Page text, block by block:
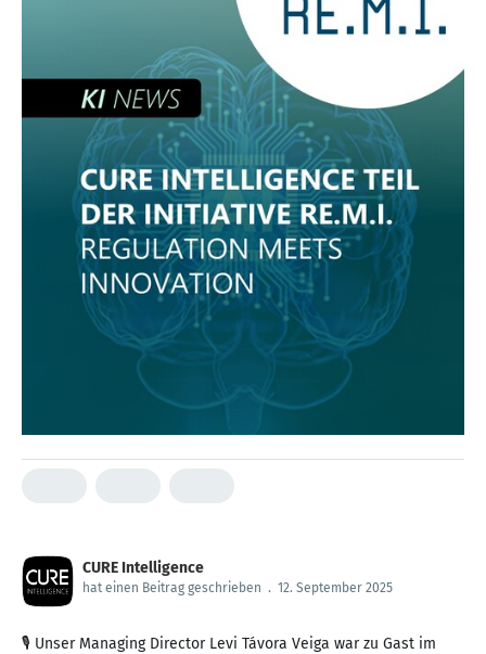
CURE Intelligence
hat einen Beitrag geschrieben . 12. September 2025
🎙️ Unser Managing Director Levi Távora Veiga war zu Gast im